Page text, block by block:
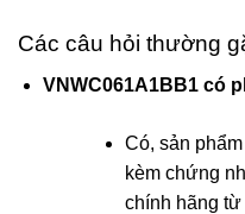
Các câu hỏi thường
VNWC061A1BB1 có
Có, sản
kèm chứng
chính hãng từ